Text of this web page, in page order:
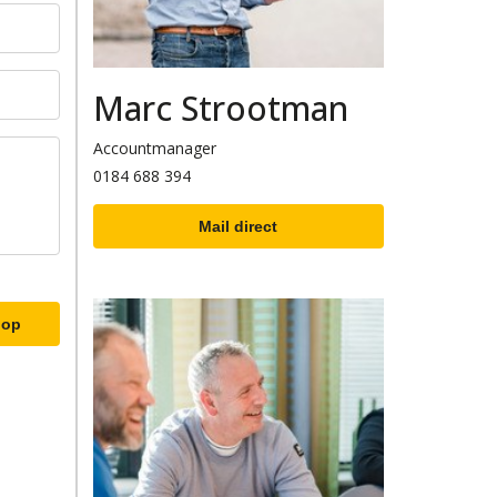
Marc Strootman
Accountmanager
0184 688 394
Mail direct